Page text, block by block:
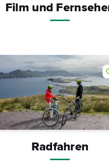
Film und
Radfahren